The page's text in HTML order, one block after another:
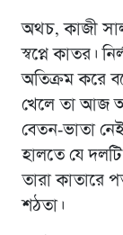
অথচ, কাজী
স্বপ্নে কাতর।
অতিক্রম করে
খেলে তা আজ
বেতন-ভাতা
হালতে যে
তারা কাতারে
শঠতা।